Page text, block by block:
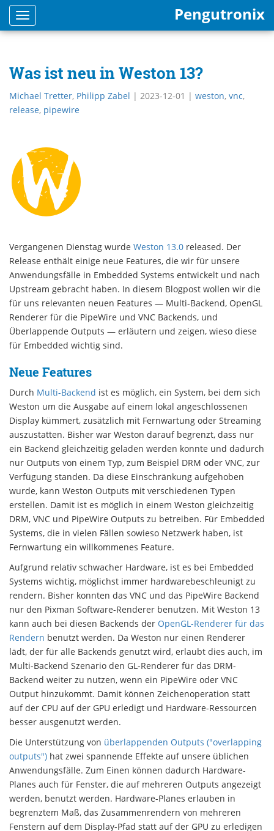
Toggle
navigation
Pengutronix
Was ist neu in Weston 13?
Michael Tretter, Philipp Zabel | 2023-12-01 | weston, vnc,
release, pipewire
Vergangenen Dienstag wurde Weston 13.0 released. Der
Release enthält einige neue Features, die wir für unsere
Anwendungsfälle in Embedded Systems entwickelt und nach
Upstream gebracht haben. In diesem Blogpost wollen wir die
für uns relevanten neuen Features — Multi-Backend, OpenGL
Renderer für die PipeWire und VNC Backends, und
Überlappende Outputs — erläutern und zeigen, wieso diese
für Embedded wichtig sind.
Neue Features
Durch Multi-Backend ist es möglich, ein System, bei dem sich
Weston um die Ausgabe auf einem lokal angeschlossenen
Display kümmert, zusätzlich mit Fernwartung oder Streaming
auszustatten. Bisher war Weston darauf begrenzt, dass nur
ein Backend gleichzeitig geladen werden konnte und dadurch
nur Outputs von einem Typ, zum Beispiel DRM oder VNC, zur
Verfügung standen. Da diese Einschränkung aufgehoben
wurde, kann Weston Outputs mit verschiedenen Typen
erstellen. Damit ist es möglich in einem Weston gleichzeitig
DRM, VNC und PipeWire Outputs zu betreiben. Für Embedded
Systems, die in vielen Fällen sowieso Netzwerk haben, ist
Fernwartung ein willkommenes Feature.
Aufgrund relativ schwacher Hardware, ist es bei Embedded
Systems wichtig, möglichst immer hardwarebeschleunigt zu
rendern. Bisher konnten das VNC und das PipeWire Backend
nur den Pixman Software-Renderer benutzen. Mit Weston 13
kann auch bei diesen Backends der OpenGL-Renderer für das
Rendern benutzt werden. Da Weston nur einen Renderer
lädt, der für alle Backends genutzt wird, erlaubt dies auch, im
Multi-Backend Szenario den GL-Renderer für das DRM-
Backend weiter zu nutzen, wenn ein PipeWire oder VNC
Output hinzukommt. Damit können Zeichenoperation statt
auf der CPU auf der GPU erledigt und Hardware-Ressourcen
besser ausgenutzt werden.
Die Unterstützung von überlappenden Outputs ("overlapping
outputs") hat zwei spannende Effekte auf unsere üblichen
Anwendungsfälle. Zum Einen können dadurch Hardware-
Planes auch für Fenster, die auf mehreren Outputs angezeigt
werden, benutzt werden. Hardware-Planes erlauben in
begrenztem Maß, das Zusammenrendern von mehreren
Fenstern auf dem Display-Pfad statt auf der GPU zu erledigen